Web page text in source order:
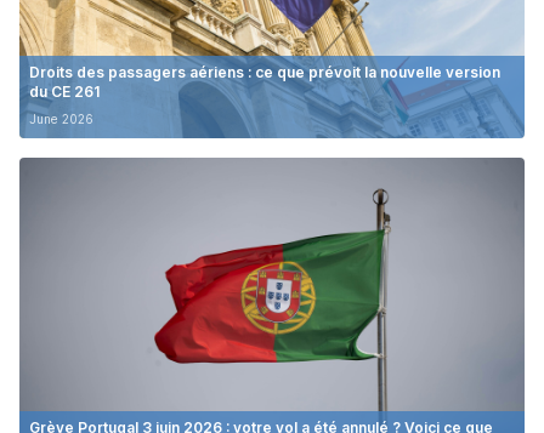
Droits des passagers aériens : ce que prévoit la nouvelle version
du CE 261
June 2026
Grève Portugal 3 juin 2026 : votre vol a été annulé ? Voici ce que